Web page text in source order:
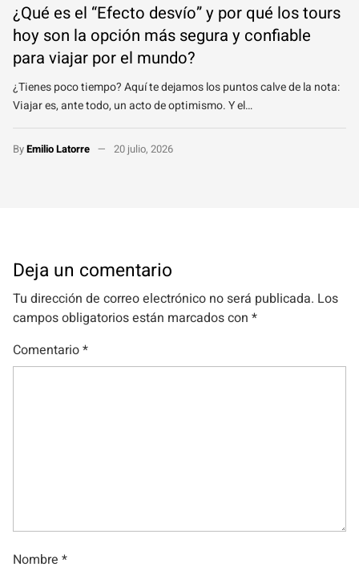
¿Qué es el “Efecto desvío” y por qué los tours
hoy son la opción más segura y confiable
para viajar por el mundo?
¿Tienes poco tiempo? Aquí te dejamos los puntos calve de la nota:
Viajar es, ante todo, un acto de optimismo. Y el…
ByEmilio Latorre 20 julio, 2026
Deja un comentario
Tu dirección de correo electrónico no será publicada. Los
campos obligatorios están marcados con *
Comentario*
Nombre *